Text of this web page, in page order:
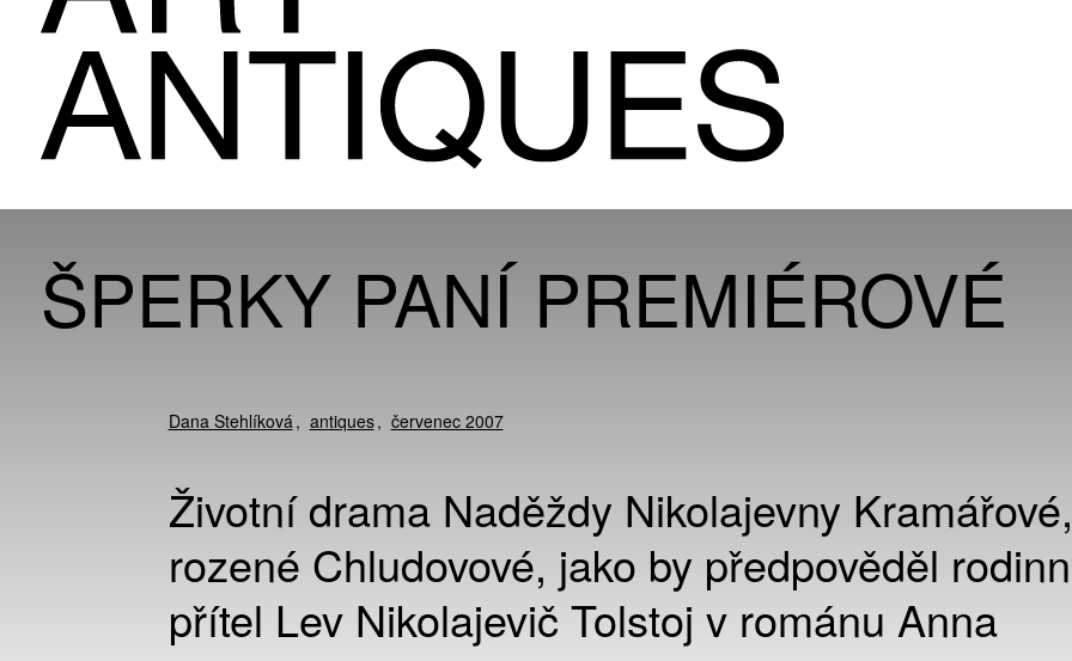
ŠPERKY PANÍ PREMIÉROVÉ
Dana Stehlíková antiques červenec 2007
Životní drama Naděždy Nikolajevny Kramářové,
rozené Chludovové, jako by předpověděl
přítel Lev Nikolajevič Tolstoj v románu Anna